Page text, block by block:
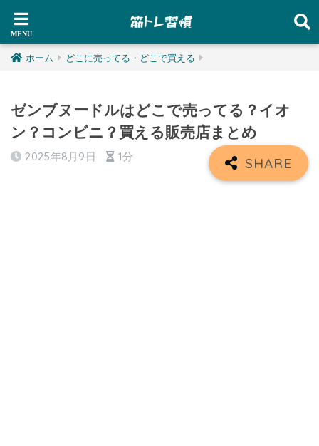
ホーム どこに売ってる・どこで買える
ゼンブヌードルはどこで売ってる？イオ
ン？コンビニ？買える販売店まとめ
2025年8月9日 1分